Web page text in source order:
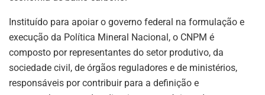
Instituído para apoiar o governo federal na formulação e
execução da Política Mineral Nacional, o CNPM é
composto por representantes do setor produtivo, da
sociedade civil, de órgãos reguladores e de ministérios,
responsáveis por contribuir para a definição e
NEWSLETTER
Fique atualizado com as últimas
notíciase inovações do setor mineral
brasileiro.